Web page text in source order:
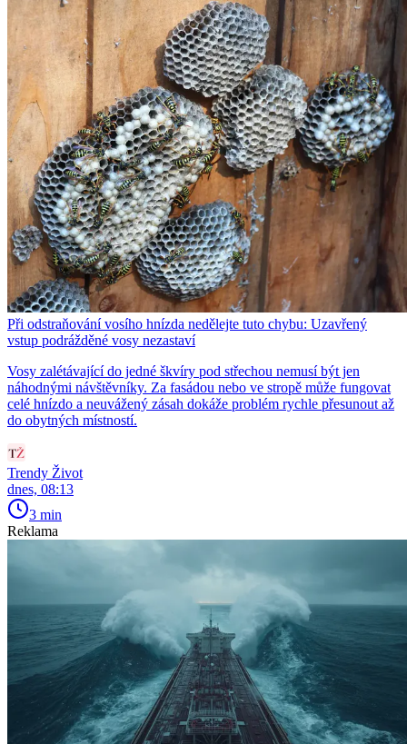
Při odstraňování vosího hnízda nedělejte tuto chybu: Uzavřený
vstup podrážděné vosy nezastaví
Vosy zalétávající do jedné škvíry pod střechou nemusí být jen
náhodnými návštěvníky. Za fasádou nebo ve stropě může fungovat
celé hnízdo a neuvážený zásah dokáže problém rychle přesunout až
do obytných místností.
Trendy Život
dnes, 08:13
3 min
Reklama